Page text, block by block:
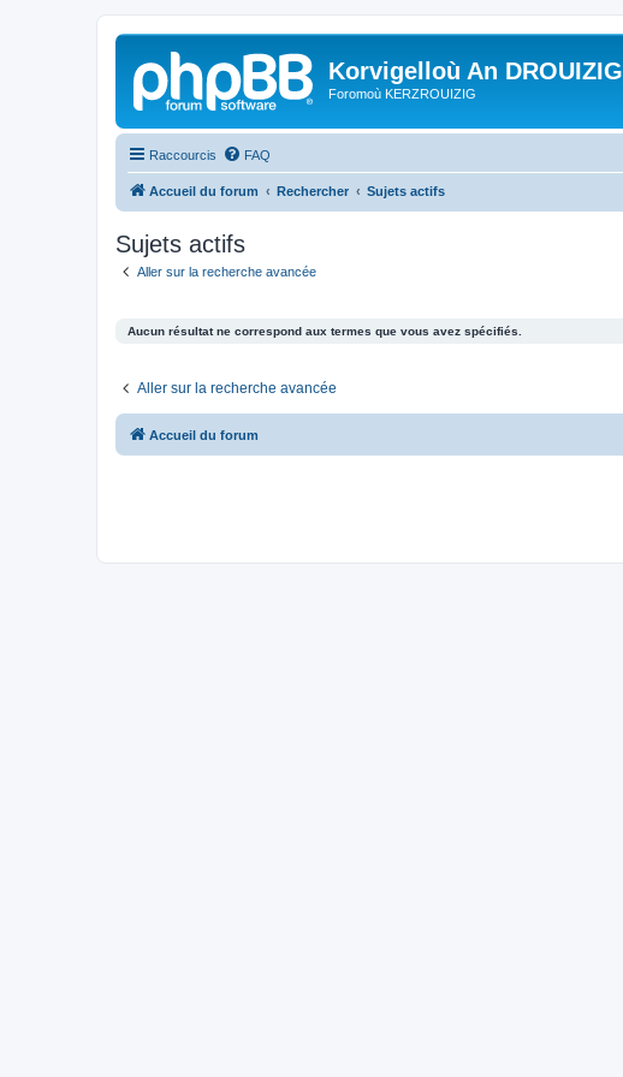
Korvigelloù An DROUIZIG
Foromoù KERZROUIZIG
Raccourcis FAQ
Accueil du forum Rechercher Sujets actifs
Sujets actifs
Aller sur la recherche avancée
Aucun résultat ne correspond aux termes que vous avez spécifiés.
Aller sur la recherche avancée
Accueil du forum